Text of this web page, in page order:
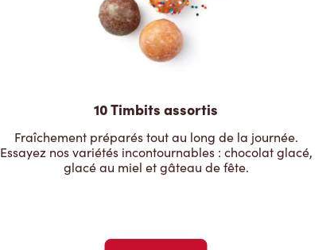
10 Timbits assortis
Fraîchement préparés tout au long de la journée.
Essayez nos variétés incontournables : chocolat glacé,
glacé au miel et gâteau de fête.